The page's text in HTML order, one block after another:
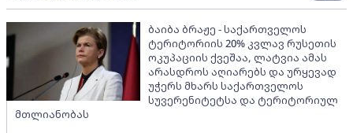
ბაიბა ბრაჟე - საქართველოს
ტერიტორიის 20% კვლავ რუსეთის
ოკუპაციის ქვეშაა, ლატვია ამას
არასდროს აღიარებს და ურყევად
უჭერს მხარს საქართველოს
სუვერენიტეტსა და ტერიტორიულ
მთლიანობას